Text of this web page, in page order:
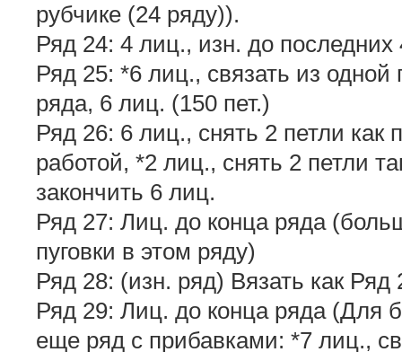
рубчике (24 ряду)).
Ряд 24: 4 лиц., изн. до последних
Ряд 25: *6 лиц., связать из одной
ряда, 6 лиц. (150 пет.)
Ряд 26: 6 лиц., снять 2 петли как
работой, *2 лиц., снять 2 петли
закончить 6 лиц.
Ряд 27: Лиц. до конца ряда
пуговки в этом ряду)
Ряд 28: (изн. ряд) Вязать как Ряд
Ряд 29: Лиц. до конца ряда (Для
еще ряд с прибавками: *7 лиц.,